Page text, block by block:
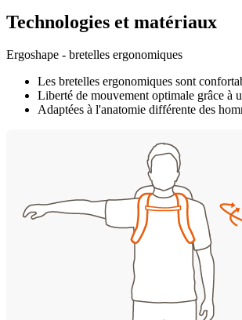
Technologies et matériaux
Ergoshape - bretelles ergonomiques
Les bretelles ergonomiques sont
Liberté de mouvement optimale grâce à
Adaptées à l'anatomie différente des